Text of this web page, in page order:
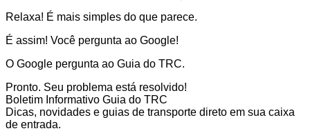
Relaxa! É mais simples do que parece.
É assim! Você pergunta ao Google!
O Google pergunta ao Guia do TRC.
Pronto. Seu problema está resolvido!
Boletim Informativo Guia do TRC
Dicas, novidades e guias de transporte direto em sua caixa
de entrada.